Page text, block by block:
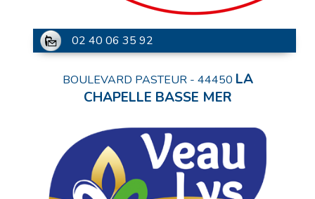
02 40 06 35 92
BOULEVARD PASTEUR- 44450 LA
CHAPELLE BASSE MER